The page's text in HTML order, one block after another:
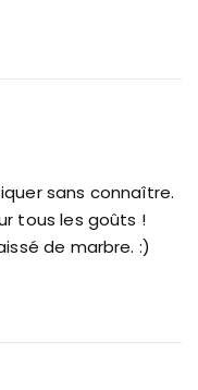
sans connaître.
tous les goûts !
de marbre. :)